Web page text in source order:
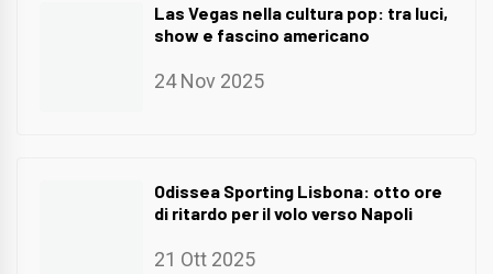
Las Vegas nella cultura pop: tra luci,
show e fascino americano
24 Nov 2025
Odissea Sporting Lisbona: otto ore
di ritardo per il volo verso Napoli
21 Ott 2025